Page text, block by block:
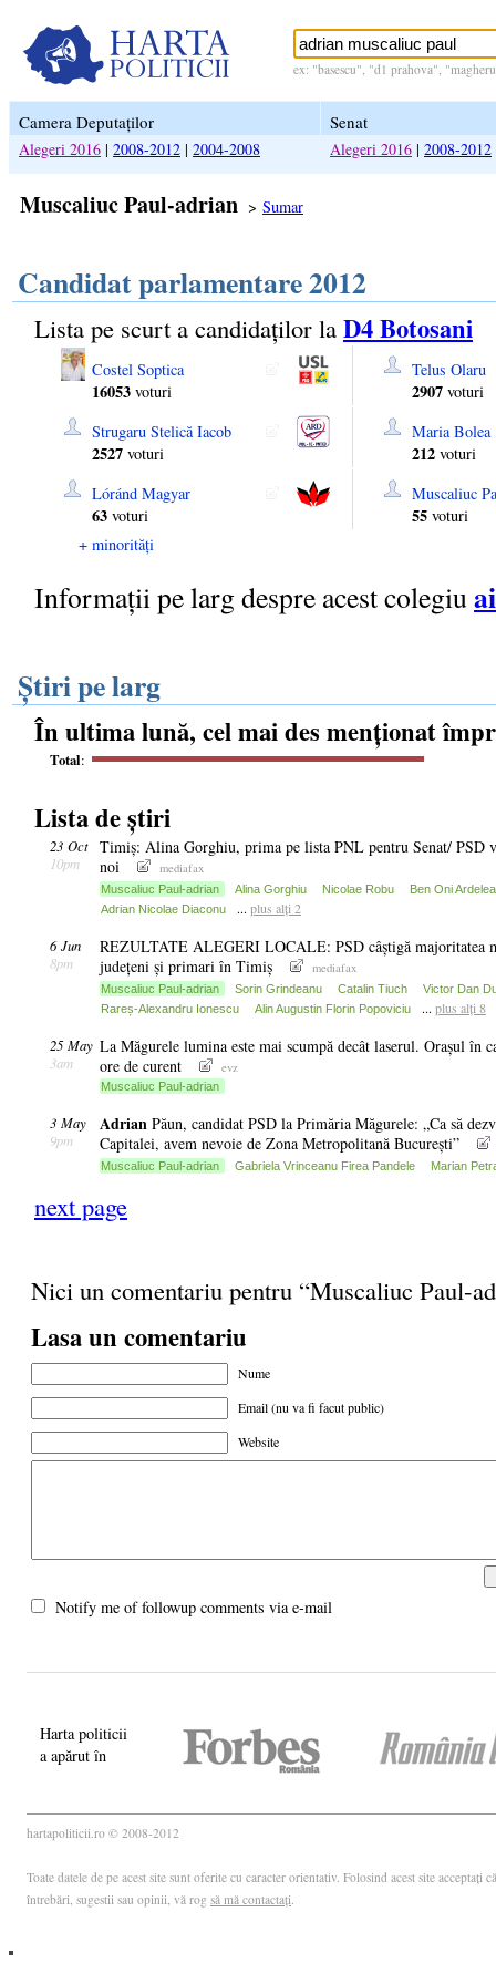
ex: "basescu", "d1 prahova",
Camera Deputaților Senat
Alegeri 2016 | 2008-2012 | 2004-2008 Alegeri 2016 | 2008-2012
Muscaliuc Paul-adrian > Sumar
Candidat parlamentare 2012
Lista pe scurt a candidaților la D4 Botosani
Costel Soptica
16053 voturi
Telus Olaru
2907 voturi
Strugaru Stelică Iacob
2527 voturi
Maria Bolea
212 voturi
Lóránd Magyar
63 voturi
Muscaliuc
55 voturi
+ minorități
Informații pe larg despre acest colegiu
Știri pe larg
În ultima lună, cel mai des menționat
Total:
Lista de știri
23 Oct
10pm
Timiș: Alina Gorghiu, prima pe lista PNL pentru Senat/ PSD
noi
mediafax
Muscaliuc Paul-adrian Alina Gorghiu Nicolae Robu
Ben Oni
Adrian Nicolae Diaconu
... plus alți 2
6 Jun
8pm
REZULTATE ALEGERI LOCALE: PSD câștigă majoritatea
județeni și primari în Timiș
mediafax
Muscaliuc Paul-adrian Sorin Grindeanu Catalin Tiuch
Victor Dan
Rareș-Alexandru Ionescu
Alin Augustin Florin Popoviciu ... plus alți 8
25 May
3am
La Măgurele lumina este mai scumpă decât laserul. Orașul în
ore de curent
evz
Muscaliuc Paul-adrian
3 May
9pm
Adrian Păun, candidat PSD la Primăria Măgurele: „Ca să
Capitalei, avem nevoie de Zona Metropolitană București”
Muscaliuc Paul-adrian Gabriela Vrinceanu Firea Pandele Marian
next page
Nici un comentariu pentru “Muscaliuc Paul-
Lasa un comentariu
Nume
Email (nu va fi facut public)
Website
Notify me of followup comments via e-mail
Harta politicii
a apărut în
hartapoliticii.ro © 2008-2012
Toate datele de pe acest site sunt oferite cu caracter orientativ. Folosind acest site
întrebări, sugestii sau opinii, vă rog să mă contactați.